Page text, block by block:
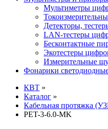
Мультиметры
Детекторы,
LAN-тестеры
Бесконтактные
Экотестеры
Измерительные
Фонарики
КВТ »
Каталог »
Кабельная протяжка
PET-3-6.0-MK